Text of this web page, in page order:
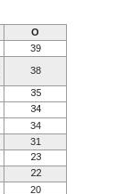
О
39
38
35
34
34
31
23
22
20